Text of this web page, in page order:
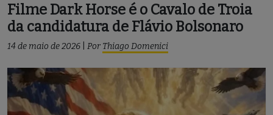
Filme Dark Horse é o Cavalo de Troia
da candidatura de Flávio Bolsonaro
14 de maio de 2026 Por Thiago Domenici